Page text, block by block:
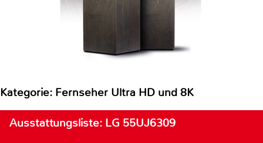
Kategorie: Fernseher Ultra HD und 8K
Ausstattungsliste: LG 55UJ6309